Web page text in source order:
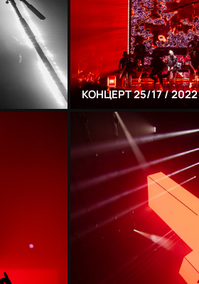
КОНЦЕРТ 25/17 / 2022